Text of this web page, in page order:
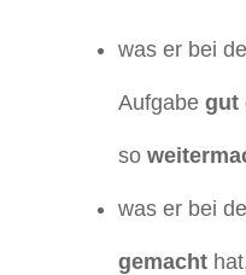
was er bei
Aufgabegut
so
was er bei
gemacht